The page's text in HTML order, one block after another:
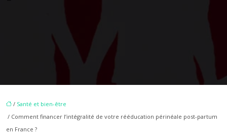
/ Santé et bien-être
/ Comment financer l’intégralité de votre rééducation périnéale post-partum
en France ?